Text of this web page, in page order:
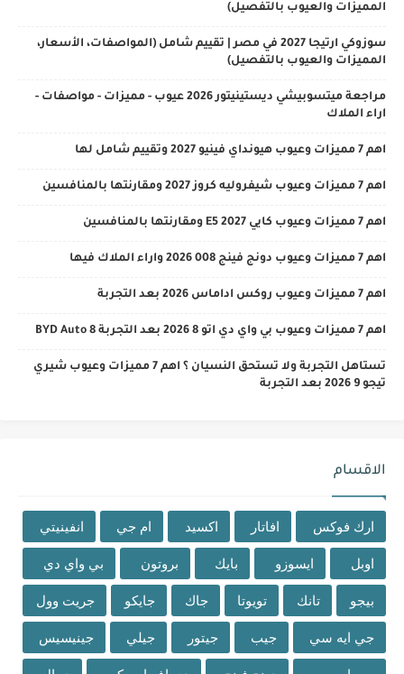
المميزات والعيوب بالتفصيل)
سوزوكي ارتيجا 2027 في مصر | تقييم شامل (المواصفات، الأسعار،
المميزات والعيوب بالتفصيل)
مراجعة ميتسوبيشي ديستينيتور 2026 عيوب - مميزات - مواصفات -
اراء الملاك
اهم 7 مميزات وعيوب هيونداي فينيو 2027 وتقييم شامل لها
اهم 7 مميزات وعيوب شيفروليه كروز 2027 ومقارنتها بالمنافسين
اهم 7 مميزات وعيوب كايي E5 2027 ومقارنتها بالمنافسين
اهم 7 مميزات وعيوب دونج فينج 008 2026 واراء الملاك فيها
اهم 7 مميزات وعيوب روكس اداماس 2026 بعد التجربة
اهم 7 مميزات وعيوب بي واي دي اتو 8 2026 بعد التجربة BYD Auto 8
تستاهل التجربة ولا تستحق النسيان ؟ اهم 7 مميزات وعيوب شيري
تيجو 9 2026 بعد التجربة
الاقسام
ارك فوكس افاتار اكسيد ام جي انفينيتي
اوبل ايسوزو بايك بروتون بي واي دي
بيجو تانك تويوتا جاك جايكو جريت وول
جي ايه سي جيب جيتور جيلي جينيسيس